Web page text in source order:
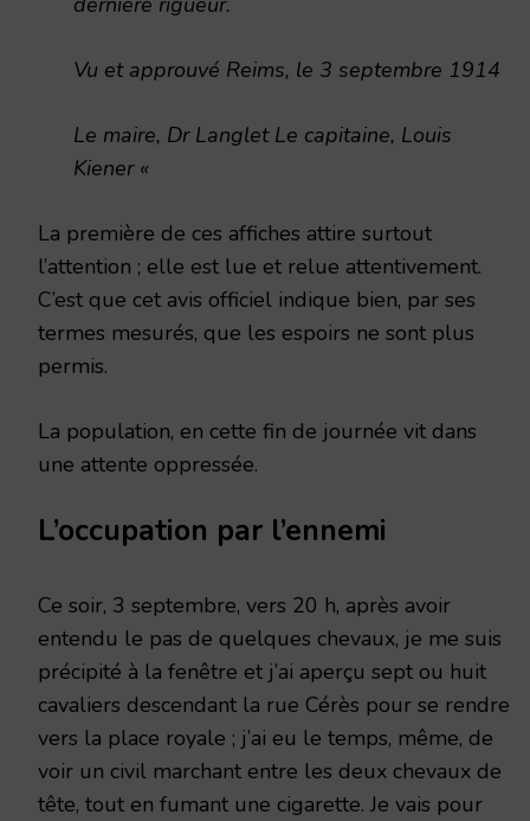
Vu et approuvé Reims, le 3 septembre 1914
Le maire, Dr Langlet Le capitaine, Louis
Kiener «
La première de ces affiches attire surtout
l’attention ; elle est lue et relue attentivement.
C’est que cet avis officiel indique bien, par ses
termes mesurés, que les espoirs ne sont plus
permis.
La population, en cette fin de journée vit dans
une attente oppressée.
L’occupation par l’ennemi
Ce soir, 3 septembre, vers 20 h, après avoir
entendu le pas de quelques chevaux, je me suis
précipité à la fenêtre et j’ai aperçu sept ou huit
cavaliers descendant la rue Cérès pour se rendre
vers la place royale ; j’ai eu le temps, même, de
voir un civil marchant entre les deux chevaux de
tête, tout en fumant une cigarette. Je vais pour